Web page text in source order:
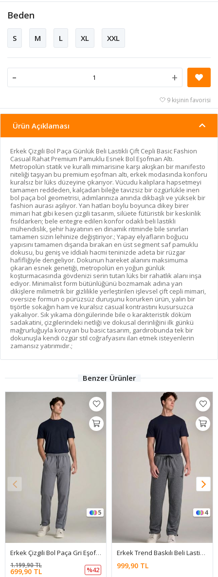
Beden
S M L XL XXL
- +
9 kişinin favorisi
Ürün Açıklaması
Erkek Çizgili Bol Paça Günlük Beli Lastikli Çift Cepli Basic Fashion
Casual Rahat Premium Pamuklu Esnek Bol Eşofman Altı.
Metropolün statik ve kurallı mimarisine karşı akışkan bir manifesto
niteliği taşıyan bu premium eşofman altı, erkek modasında konforu
kuralsız bir lüks düzeyine çıkarıyor. Vücudu kalıplara hapsetmeyi
tamamen reddeden, kalçadan bileğe tavizsiz bir özgürlükle inen
bol paça bol geometrisi, adımlarınıza anında dikbaşlı ve yüksek bir
fashion aurası aşılıyor. Yan hatları boylu boyunca dikey birer
mimari hat gibi kesen çizgili tasarım, silüete fütüristik bir keskinlik
fısıldarken; bele entegre edilen konfor odaklı beli lastikli
mühendislik, şehir hayatının en dinamik ritminde bile sınırları
tamamen sizin lehinize değiştiriyor.; Yapay elyafların boğucu
yapısını tamamen dışarıda bırakan en üst segment saf pamuklu
dokusu, bu geniş ve iddialı hacmi teninizde adeta bir rüzgar
hafifliğiyle dengeliyor. Dokunun hareket alanını maksimuma
çıkaran esnek genetiği, metropolün en yoğun günlük
koşturmacasında gövdenizi serin tutan lüks bir rahatlık alanı inşa
ediyor. Minimalist form bütünlüğünü bozmamak adına yan
dikişlere milimetrik bir gizlilikle yerleştirilen işlevsel çift cepli mimari,
oversize formun o pürüzsüz duruşunu korurken ürün, yalın bir
tişörtle sokağın ham ve kuralsız casual kontrastını kusursuzca
yakalıyor. Sık yıkama döngülerinde bile o karakteristik döküm
sadakatini, çizgilerindeki netliği ve dokusal derinliğini ilk günkü
mağrurluğuyla koruyan bu basic tasarım, gardırobunda tek bir
dokunuşla kendi özgür stil coğrafyasını ilan etmek isteyenlerin
zamansız yatırımıdır.;
Benzer Ürünler
5
Erkek Çizgili Bol Paça Gri Eşofman Altı
699,90 TL
1.199,90 TL
%42
4
Erkek Trend Baskılı Beli Lastikli Füme Baggy Eşofman Altı
999,90 TL